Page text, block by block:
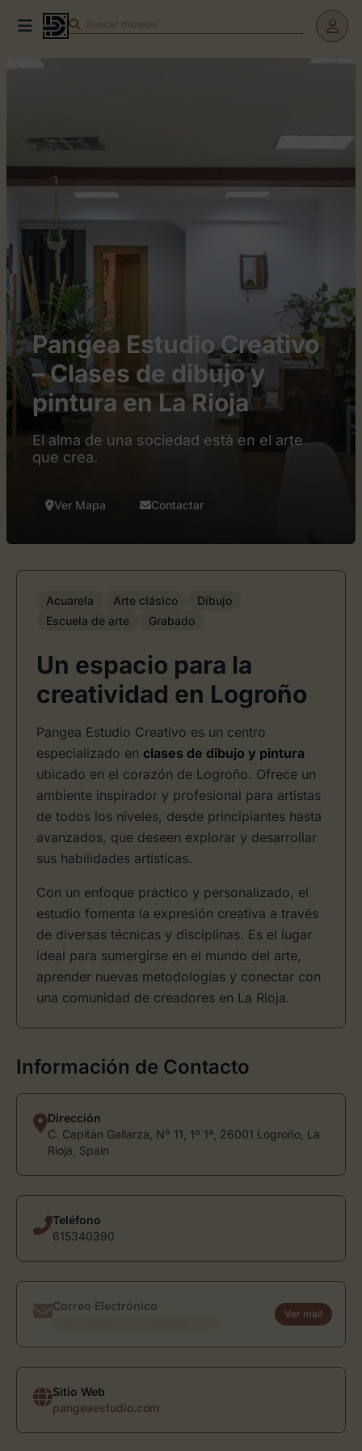
Buscar
Pangea Estudio Creativo
– Clases de dibujo y
pintura en La Rioja
El alma de una sociedad está en el arte
que crea.
Ver Mapa Contactar
Acuarela Arte clásico
Dibujo
Escuela de arte
Grabado
Un espacio para la
creatividad en Logroño
Pangea Estudio Creativo es un centro
especializado en clases de dibujo y pintura
ubicado en el corazón de Logroño. Ofrece un
ambiente inspirador y profesional para artistas
de todos los niveles, desde principiantes hasta
avanzados, que deseen explorar y desarrollar
sus habilidades artísticas.
Con un enfoque práctico y personalizado, el
estudio fomenta la expresión creativa a través
de diversas técnicas y disciplinas. Es el lugar
ideal para sumergirse en el mundo del arte,
aprender nuevas metodologías y conectar con
una comunidad de creadores en La Rioja.
Información de Contacto
Dirección
C. Capitán Gallarza, Nº 11, 1º 1ª, 26001 Logroño, La
Rioja, Spain
Teléfono
615340390
Correo Electrónico
Ver mail
Sitio Web
pangeaestudio.com